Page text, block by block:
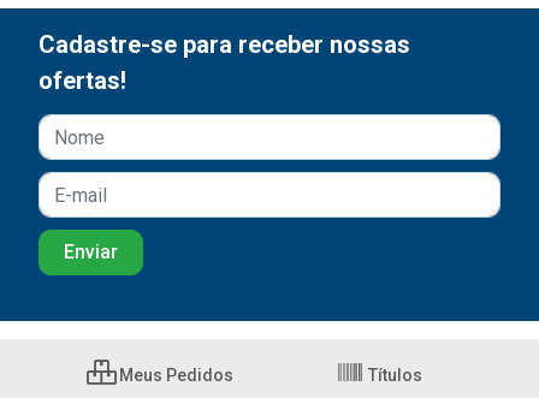
Cadastre-se para receber nossas
ofertas!
Meus Pedidos Títulos